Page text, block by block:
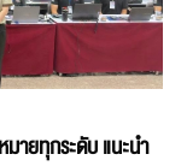
ายทุกระดับ แนะนำ